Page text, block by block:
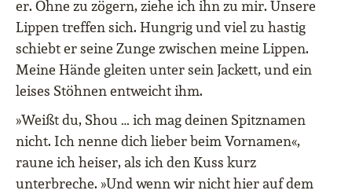
er. Ohne zu zögern, ziehe ich ihn zu mir. Unsere
Lippen treffen sich. Hungrig und viel zu hastig
schiebt er seine Zunge zwischen meine Lippen.
Meine Hände gleiten unter sein Jackett, und ein
leises Stöhnen entweicht ihm.
»Weißt du, Shou … ich mag deinen Spitznamen
nicht. Ich nenne dich lieber beim Vornamen«,
raune ich heiser, als ich den Kuss kurz
unterbreche. »Und wenn wir nicht hier auf dem